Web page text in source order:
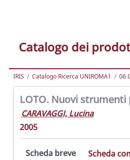
Catalogo dei
IRIS Catalogo Ricerca UNIROMA1 06
LOTO. Nuovi
CARAVAGGI, Lucina
2005
Scheda breve Scheda